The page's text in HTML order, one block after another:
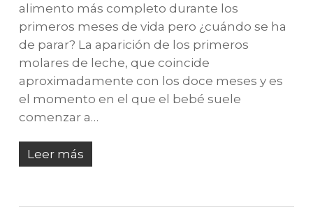
alimento más completo durante los
primeros meses de vida pero ¿cuándo se ha
de parar? La aparición de los primeros
molares de leche, que coincide
aproximadamente con los doce meses y es
el momento en el que el bebé suele
comenzar a…
Leer más